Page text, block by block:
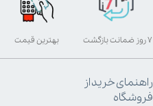
بهترین قیمت ۷ روز ضمانت بازگشت
راهنمای خرید از
فروشگاه